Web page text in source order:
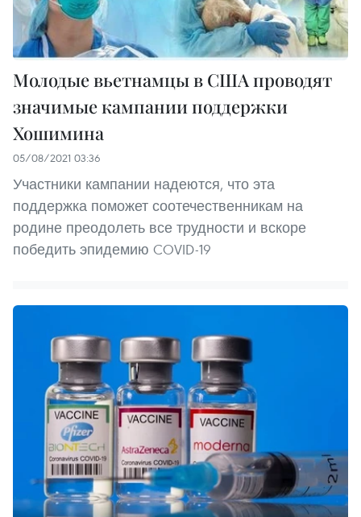
Молодые вьетнамцы в США проводят
значимые кампании поддержки
Хошимина
05/08/2021 03:36
Участники кампании надеются, что эта
поддержка поможет соотечественникам на
родине преодолеть все трудности и вскоре
победить эпидемию COVID-19